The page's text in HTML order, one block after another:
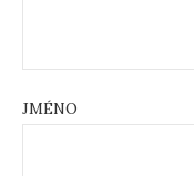
JMÉNO